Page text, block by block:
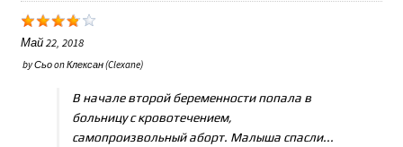
Май 22, 2018
byСьоonКлексан (Clexane)
В начале второй беременности попала в
больницу с кровотечением,
самопроизвольный аборт. Малыша спасли...